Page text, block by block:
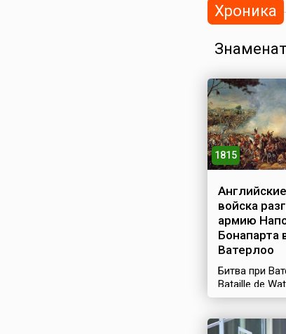
Хроника
1815
войска
армию
Бонапарта
Ватерлоо
Битва при
Bataille de
финалом
периода его